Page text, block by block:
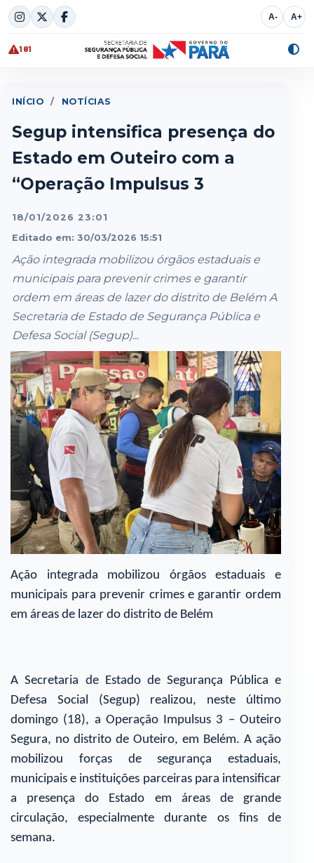
Skip
to
content
A- A+
181
INÍCIO / NOTÍCIAS
Segup intensifica presença do
Estado em Outeiro com a
“Operação Impulsus 3
18/01/2026 23:01
Editado em: 30/03/2026 15:51
Ação integrada mobilizou órgãos estaduais e
municipais para prevenir crimes e garantir
ordem em áreas de lazer do distrito de Belém A
Secretaria de Estado de Segurança Pública e
Defesa Social (Segup)...
Ação integrada mobilizou órgãos estaduais e
municipais para prevenir crimes e garantir ordem
em áreas de lazer do distrito de Belém
A Secretaria de Estado de Segurança Pública e
Defesa Social (Segup) realizou, neste último
domingo (18), a Operação Impulsus 3 – Outeiro
Segura, no distrito de Outeiro, em Belém. A ação
mobilizou forças de segurança estaduais,
municipais e instituições parceiras para intensificar
a presença do Estado em áreas de grande
circulação, especialmente durante os fins de
semana.